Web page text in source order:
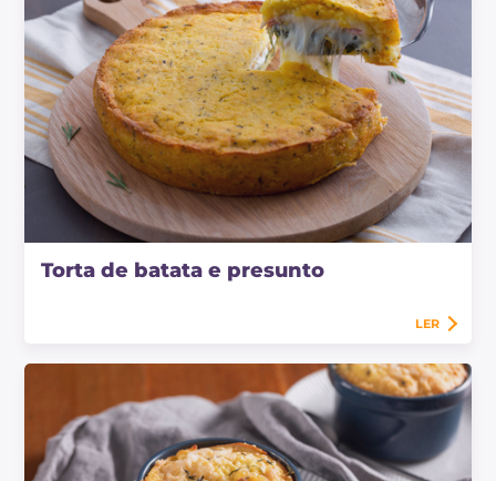
Torta de batata e presunto
LER